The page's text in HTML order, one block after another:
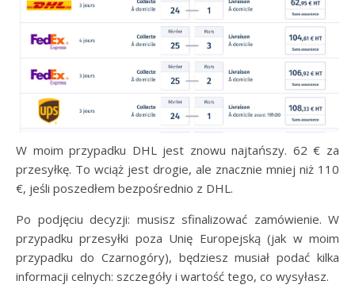
W moim przypadku DHL jest znowu najtańszy. 62 € za
przesyłkę. To wciąż jest drogie, ale znacznie mniej niż 110
€, jeśli poszedłem bezpośrednio z DHL.
Po podjęciu decyzji: musisz sfinalizować zamówienie. W
przypadku przesyłki poza Unię Europejską (jak w moim
przypadku do Czarnogóry), będziesz musiał podać kilka
informacji celnych: szczegóły i wartość tego, co wysyłasz.